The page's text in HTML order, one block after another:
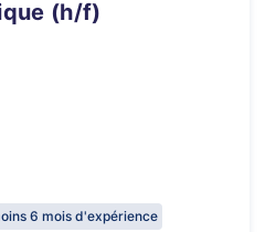
(h/f)
6 mois d'expérience